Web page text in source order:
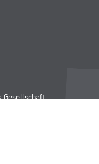
Gesellschaft